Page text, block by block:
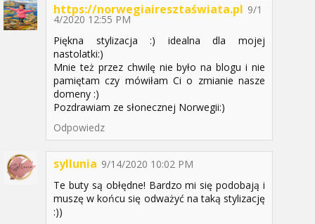
https://norwegiairesztaświata.pl 9/1
4/2020 12:55 PM
Piękna stylizacja :) idealna dla mojej
nastolatki:)
Mnie też przez chwilę nie było na blogu i nie
pamiętam czy mówiłam Ci o zmianie nasze
domeny :)
Pozdrawiam ze słonecznej Norwegii:)
Odpowiedz
syllunia 9/14/2020 10:02 PM
Te buty są obłędne! Bardzo mi się podobają i
muszę w końcu się odważyć na taką stylizację
:))